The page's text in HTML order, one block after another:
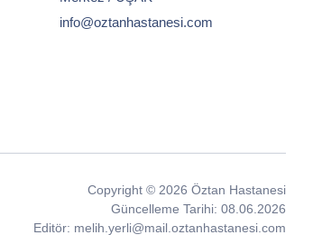
info@oztanhastanesi.com
Copyright © 2026 Öztan Hastanesi
Güncelleme Tarihi: 08.06.2026
Editör: melih.yerli@mail.oztanhastanesi.com